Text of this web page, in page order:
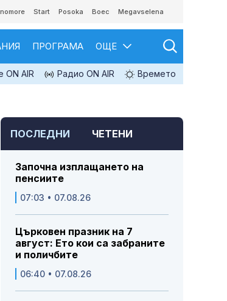
Start Posoka Boec Megavselena
ПРОГРАМА ОЩЕ
ON AIR Радио ON AIR Времето
ПОСЛЕДНИ ЧЕТЕНИ
Започна изплащането на
пенсиите
07:03 • 07.08.26
Църковен празник на 7
август: Ето кои са забраните
и поличбите
06:40 • 07.08.26